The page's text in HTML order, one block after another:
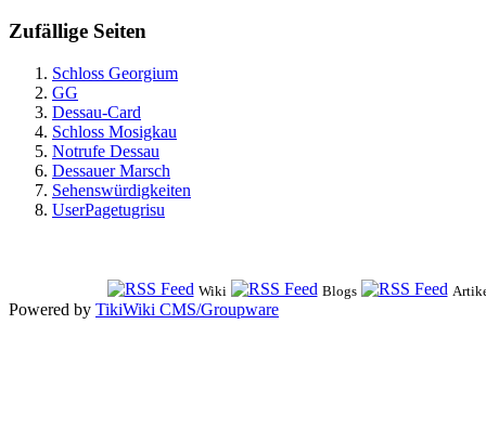
Zufällige Seiten
Schloss Georgium
GG
Dessau-Card
Schloss Mosigkau
Notrufe Dessau
Dessauer Marsch
Sehenswürdigkeiten
UserPagetugrisu
Wiki Blogs
Powered by TikiWiki CMS/Groupware